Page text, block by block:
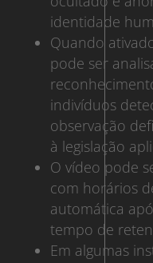
identidade
Quando
pode ser
indivíduos
observação
à legislação
O vídeo pode
com horários
automática
tempo de
Em algumas